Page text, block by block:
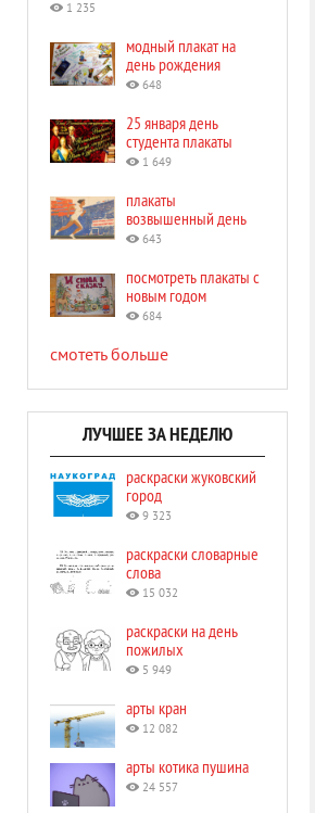
1 235
модный плакат на
день рождения
648
25 января день
студента плакаты
1 649
плакаты
возвышенный день
643
посмотреть плакаты с
новым годом
684
смотеть больше
ЛУЧШЕЕ ЗА НЕДЕЛЮ
раскраски жуковский
город
9 323
раскраски словарные
слова
15 032
раскраски на день
пожилых
5 949
арты кран
12 082
арты котика пушина
24 557